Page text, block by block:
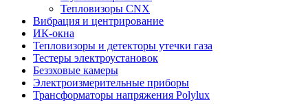
Тепловизоры CNX
Вибрация и центрирование
ИК-окна
Тепловизоры и детекторы утечки газа
Тестеры электроустановок
Безэховые камеры
Электроизмерительные приборы
Трансформаторы напряжения Polylux